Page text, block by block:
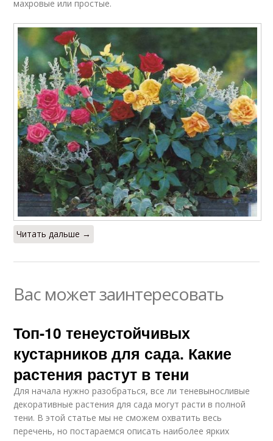
махровые или простые.
Читать дальше →
Вас может заинтересовать
Топ-10 тенеустойчивых
кустарников для сада. Какие
растения растут в тени
Для начала нужно разобраться, все ли теневыносливые
декоративные растения для сада могут расти в полной
тени. В этой статье мы не сможем охватить весь
перечень, но постараемся описать наиболее ярких